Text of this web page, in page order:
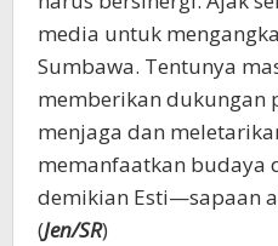
media untuk
Sumbawa. Tentunya
memberikan dukungan
menjaga dan
memanfaatkan budaya
demikian Esti—sapaan
(Jen/SR)